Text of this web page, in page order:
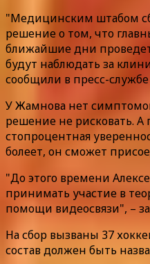
"Медицинским штабом
решение о том, что
ближайшие дни
будут наблюдать за
сообщили в пресс-
У Жамнова нет
решение не рисковать. А
стопроцентная
болеет, он сможет
"До этого времени
принимать участие в
помощи видеосвязи", –
На сбор вызваны 37
состав должен быть